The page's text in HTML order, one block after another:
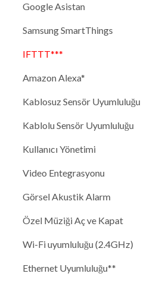
Google Asistan
Samsung SmartThings
IFTTT***
Amazon Alexa*
Kablosuz Sensör Uyumluluğu
Kablolu Sensör Uyumluluğu
Kullanıcı Yönetimi
Video Entegrasyonu
Görsel Akustik Alarm
Özel Müziği Aç ve Kapat
Wi-Fi uyumluluğu (2.4GHz)
Ethernet Uyumluluğu**